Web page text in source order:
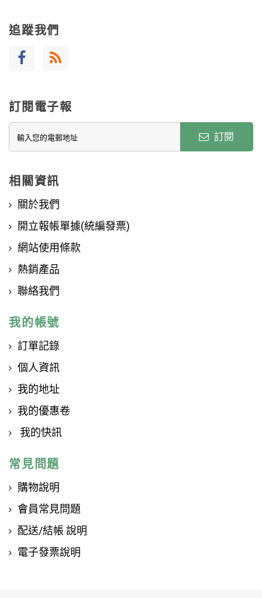
追蹤我們
訂閱電子報
訂閱
相關資訊
關於我們
開立報帳單據(統編發票)
網站使用條款
熱銷產品
聯絡我們
我的帳號
訂單記錄
個人資訊
我的地址
我的優惠卷
我的快訊
常見問題
購物說明
會員常見問題
配送/結帳 說明
電子發票說明